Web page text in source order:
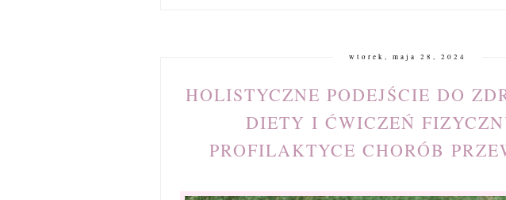
wtorek, maja 28, 2024
HOLISTYCZNE PODEJŚCIE DO
DIETY I ĆWICZEŃ
PROFILAKTYCE CHORÓB